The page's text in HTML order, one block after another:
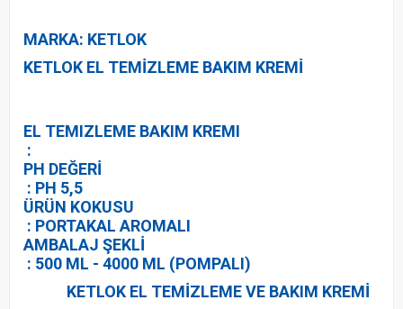
MARKA: KETLOK
KETLOK EL TEMİZLEME BAKIM KREMİ
EL TEMIZLEME BAKIM KREMI
:
PH DEĞERİ
: PH 5,5
ÜRÜN KOKUSU
: PORTAKAL AROMALI
AMBALAJ ŞEKLİ
: 500 ML - 4000 ML (POMPALI)
KETLOK EL TEMİZLEME VE BAKIM KREMİ